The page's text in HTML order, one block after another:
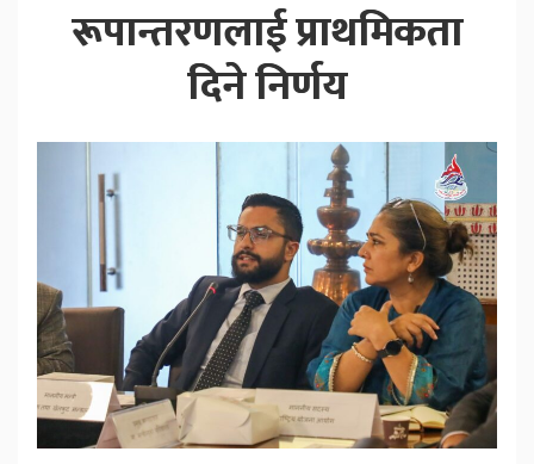
रूपान्तरणलाई प्राथमिकता
दिने निर्णय